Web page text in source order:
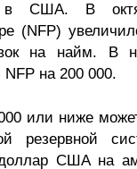
США. В
(NFP)
на найм. В
на 200 000.
или ниже
резервной
США на